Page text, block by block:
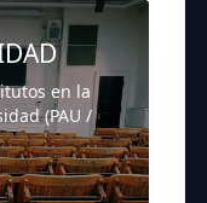
en la
(PAU /